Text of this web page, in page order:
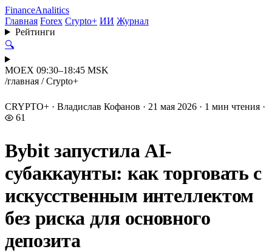
FinanceAnalitics
Главная Forex Crypto+ ИИ Журнал
Рейтинги
🔍
MOEX 09:30–18:45 MSK
/главная / Crypto+
CRYPTO+ · Владислав Кофанов · 21 мая 2026 · 1 мин чтения ·
61
Bybit запустила AI-
субаккаунты: как торговать с
искусственным интеллектом
без риска для основного
депозита